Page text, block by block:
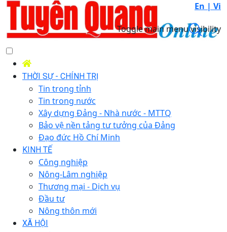
En | Vi
Toggle main menu visibility
THỜI SỰ - CHÍNH TRỊ
Tin trong tỉnh
Tin trong nước
Xây dựng Đảng - Nhà nước - MTTQ
Bảo vệ nền tảng tư tưởng của Đảng
Đạo đức Hồ Chí Minh
KINH TẾ
Công nghiệp
Nông-Lâm nghiệp
Thương mại - Dịch vụ
Đầu tư
Nông thôn mới
XÃ HỘI